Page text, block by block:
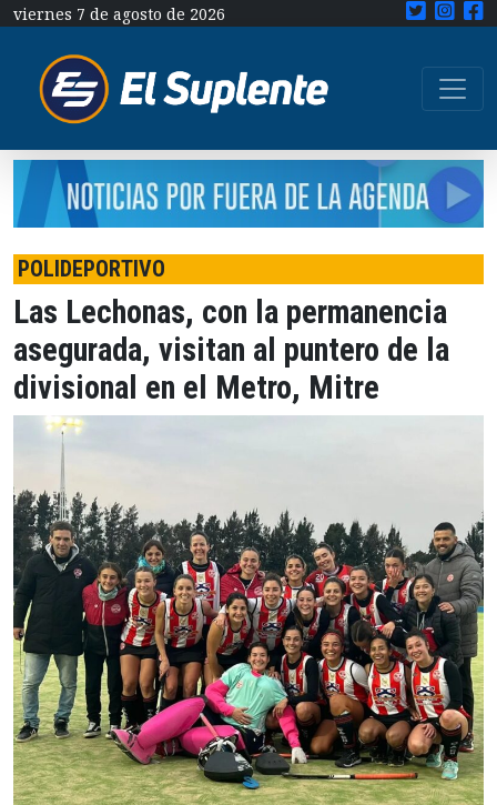
viernes 7 de agosto de 2026
POLIDEPORTIVO
Las Lechonas, con la permanencia
asegurada, visitan al puntero de la
divisional en el Metro, Mitre